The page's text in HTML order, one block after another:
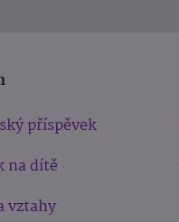
příspěvek
na dítě
vztahy